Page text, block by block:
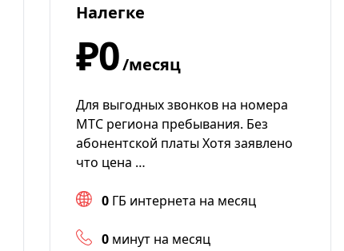
Налегке
₽0/месяц
Для выгодных звонков на номера
МТС региона пребывания. Без
абонентской платы Хотя заявлено
что цена …
0 ГБ интернета на месяц
0 минут на месяц